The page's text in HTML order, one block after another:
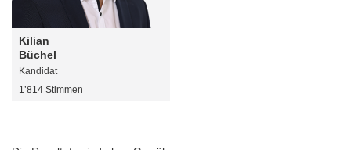
Kilian
Büchel
Kandidat
1’814 Stimmen